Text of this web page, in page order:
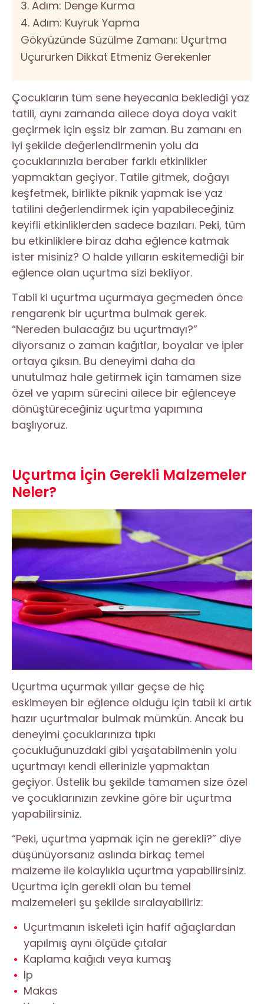
3. Adım: Denge Kurma
4. Adım: Kuyruk Yapma
Gökyüzünde Süzülme Zamanı: Uçurtma
Uçururken Dikkat Etmeniz Gerekenler
Çocukların tüm sene heyecanla beklediği yaz
tatili, aynı zamanda ailece doya doya vakit
geçirmek için eşsiz bir zaman. Bu zamanı en
iyi şekilde değerlendirmenin yolu da
çocuklarınızla beraber farklı etkinlikler
yapmaktan geçiyor. Tatile gitmek, doğayı
keşfetmek, birlikte piknik yapmak ise yaz
tatilini değerlendirmek için yapabileceğiniz
keyifli etkinliklerden sadece bazıları. Peki, tüm
bu etkinliklere biraz daha eğlence katmak
ister misiniz? O halde yılların eskitemediği bir
eğlence olan uçurtma sizi bekliyor.
Tabii ki uçurtma uçurmaya geçmeden önce
rengarenk bir uçurtma bulmak gerek.
“Nereden bulacağız bu uçurtmayı?”
diyorsanız o zaman kağıtlar, boyalar ve ipler
ortaya çıksın. Bu deneyimi daha da
unutulmaz hale getirmek için tamamen size
özel ve yapım sürecini ailece bir eğlenceye
dönüştüreceğiniz uçurtma yapımına
başlıyoruz.
Uçurtma İçin Gerekli Malzemeler
Neler?
Uçurtma uçurmak yıllar geçse de hiç
eskimeyen bir eğlence olduğu için tabii ki artık
hazır uçurtmalar bulmak mümkün. Ancak bu
deneyimi çocuklarınıza tıpkı
çocukluğunuzdaki gibi yaşatabilmenin yolu
uçurtmayı kendi ellerinizle yapmaktan
geçiyor. Üstelik bu şekilde tamamen size özel
ve çocuklarınızın zevkine göre bir uçurtma
yapabilirsiniz.
“Peki, uçurtma yapmak için ne gerekli?” diye
düşünüyorsanız aslında birkaç temel
malzeme ile kolaylıkla uçurtma yapabilirsiniz.
Uçurtma için gerekli olan bu temel
malzemeleri şu şekilde sıralayabiliriz:
Uçurtmanın iskeleti için hafif ağaçlardan
yapılmış aynı ölçüde çıtalar
Kaplama kağıdı veya kumaş
İp
Makas